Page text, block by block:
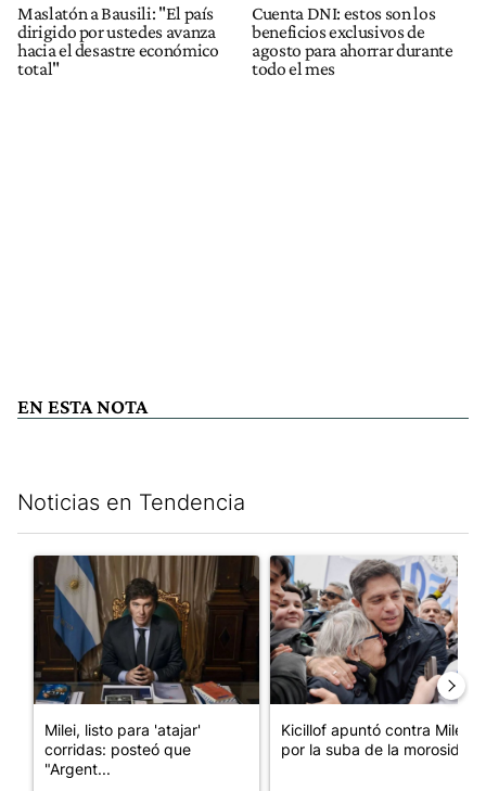
Maslatón a Bausili: "El país
dirigido por ustedes avanza
hacia el desastre económico
total"
Cuenta DNI: estos son los
beneficios exclusivos de
agosto para ahorrar durante
todo el mes
EN ESTA NOTA
Noticias en Tendencia
Un artículo de tendencia con el título "Milei, listo para 'atajar'
Milei, listo para 'atajar'
corridas: posteó que
"Argent...
Un artículo de tendencia con
Kicillof apuntó contra Milei
por la suba de la morosida...